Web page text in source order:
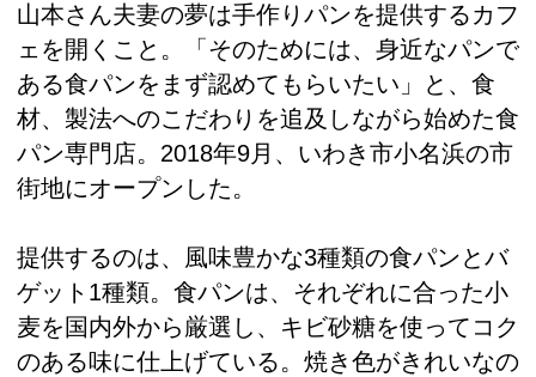
山本さん夫妻の夢は手作りパンを提供するカフ
ェを開くこと。「そのためには、身近なパンで
ある食パンをまず認めてもらいたい」と、食
材、製法へのこだわりを追及しながら始めた食
パン専門店。2018年9月、いわき市小名浜の市
街地にオープンした。
提供するのは、風味豊かな3種類の食パンとバ
ゲット1種類。食パンは、それぞれに合った小
麦を国内外から厳選し、キビ砂糖を使ってコク
のある味に仕上げている。焼き色がきれいなの